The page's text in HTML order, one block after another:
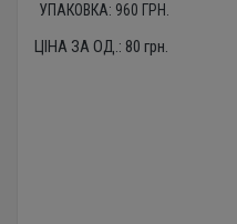
УПАКОВКА: 960 ГРН.
ЦІНА ЗА ОД.: 80 грн.